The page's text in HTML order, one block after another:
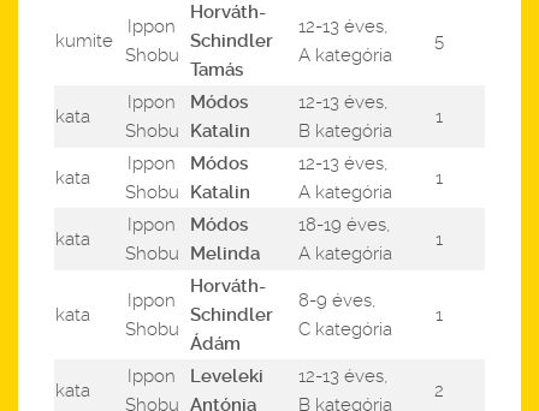
kumite
Ippon
Shobu
Horváth-
Schindler
Tamás
12-13 éves,
A kategória
5
kata
Ippon
Shobu
Módos
Katalin
12-13 éves,
B kategória
1
kata
Ippon
Shobu
Módos
Katalin
12-13 éves,
A kategória
1
kata
Ippon
Shobu
Módos
Melinda
18-19 éves,
A kategória
1
kata
Ippon
Shobu
Horváth-
Schindler
Ádám
8-9 éves,
C kategória
1
kata
Ippon
Shobu
Leveleki
Antónia
12-13 éves,
B kategória
2